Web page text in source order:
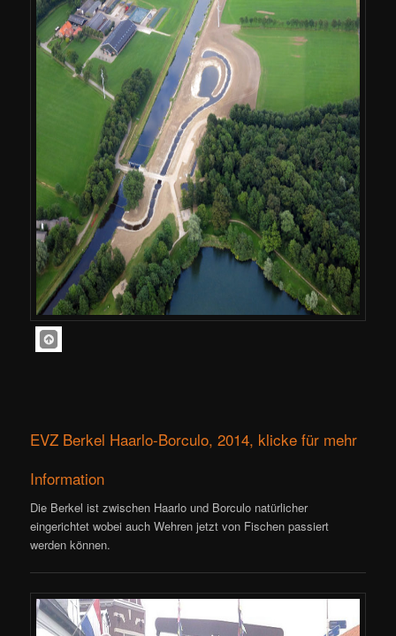
EVZ Berkel Haarlo-Borculo, 2014, klicke für mehr
Information
Die Berkel ist zwischen Haarlo und Borculo natürlicher
eingerichtet wobei auch Wehren jetzt von Fischen passiert
werden können.